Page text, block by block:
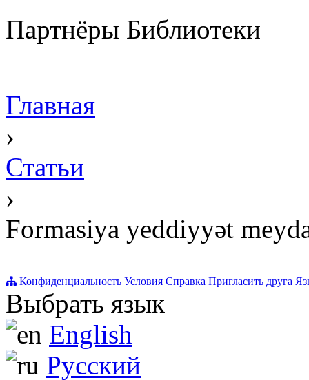
Партнёры Библиотеки
Главная
›
Статьи
›
Formasiya yeddiyyət
Конфиденциальность Условия Справка Пригласить друга
Выбрать язык
English
Русский